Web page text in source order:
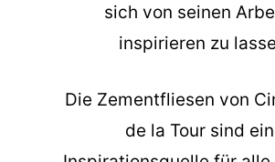
sich von seinen
inspirieren zu
Die Zementfliesen von
de la Tour sind